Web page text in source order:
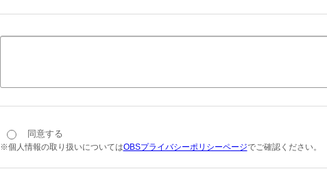
同意する
※個人情報の取り扱いについてはOBSプライバシーポリシーページでご確認ください。